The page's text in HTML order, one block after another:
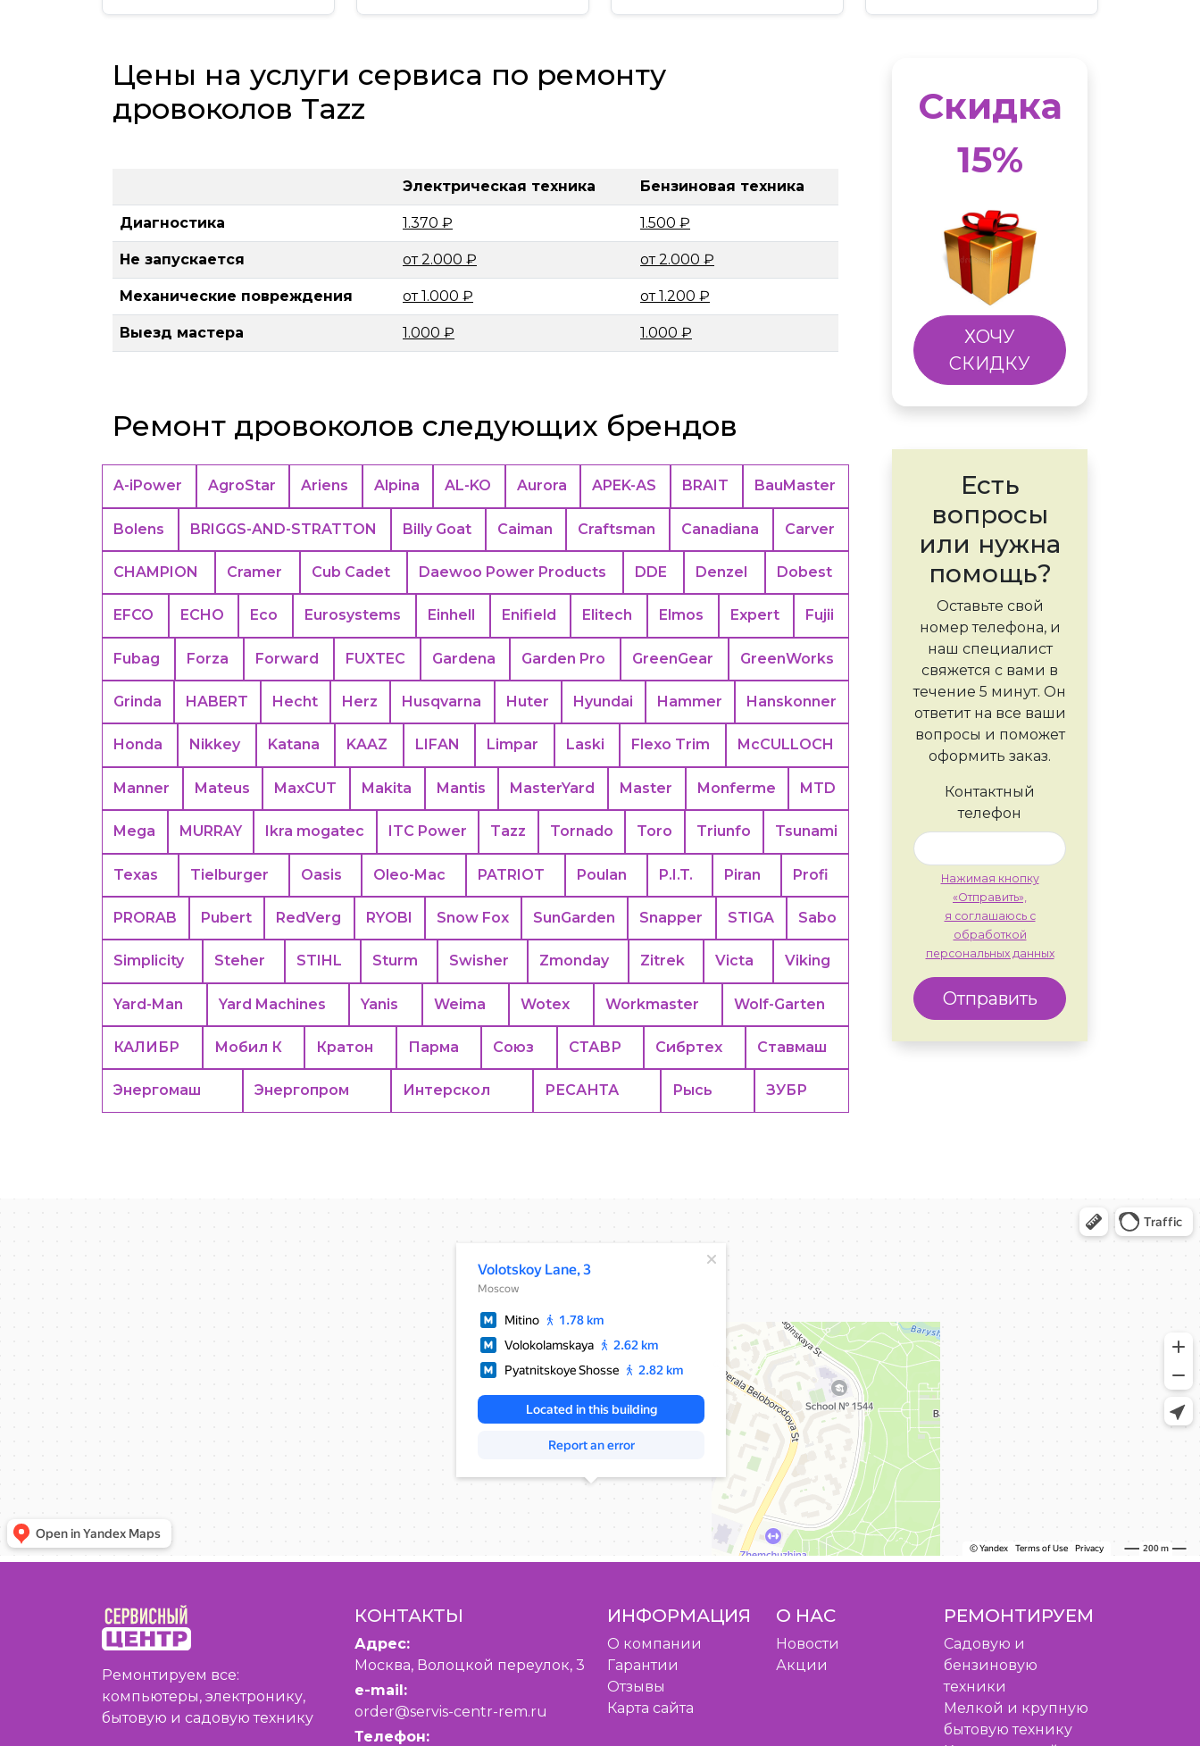
Цены на услуги сервиса по ремонту
дровоколов Tazz
Электрическая техника Бензиновая техника
Диагностика 1.370 ₽ 1.500 ₽
Не запускается от 2.000 ₽ от 2.000 ₽
Механические повреждения от 1.000 ₽ от 1.200 ₽
Выезд мастера 1.000 ₽ 1.000 ₽
Ремонт дровоколов следующих брендов
A-iPower AgroStar Ariens Alpina AL-KO Aurora APEK-АS BRAIT BauMaster
Bolens BRIGGS-AND-STRATTON Billy Goat Caiman Craftsman Canadiana Carver
CHAMPION Cramer Cub Cadet Daewoo Power Products DDE Denzel Dobest
EFCO ECHO Eco Eurosystems Einhell Enifield Elitech Elmos Expert Fujii
Fubag Forza Forward FUXTEC Gardena Garden Pro GreenGear GreenWorks
Grinda HABERT Hecht Herz Husqvarna Huter Hyundai Hammer Hanskonner
Honda Nikkey Katana KAAZ LIFAN Limpar Laski Flexo Trim McCULLOCH
Manner Mateus MaxCUT Makita Mantis MasterYard Master Monferme MTD
Mega MURRAY Ikra mogatec ITC Power Tazz Tornado Toro Triunfo Tsunami
Texas Tielburger Oasis Oleo-Mac PATRIOT Poulan P.I.T. Piran Profi
PRORAB Pubert RedVerg RYOBI Snow Fox SunGarden Snapper STIGA Sabo
Simplicity Steher STIHL Sturm Swisher Zmonday Zitrek Victa Viking
Yard-Man Yard Machines Yanis Weima Wotex Workmaster Wolf-Garten
КАЛИБР Мобил К Кратон Парма Союз СТАВР Сибртех Ставмаш
Энергомаш Энергопром Интерскол РЕСАНТА Рысь ЗУБР
Скидка
15%
ХОЧУ
СКИДКУ
Есть
вопросы
или нужна
помощь?
Оставьте свой
номер телефона, и
наш специалист
свяжется с вами в
течение 5 минут. Он
ответит на все ваши
вопросы и поможет
оформить заказ.
Контактный
телефон
Нажимая кнопку
«Отправить»,
я соглашаюсь с
обработкой
персональных данных
Отправить
Ремонтируем все:
компьютеры, электронику,
бытовую и садовую технику
КОНТАКТЫ
Адрес:
Москва, Волоцкой переулок, 3
e-mail:
order@servis-centr-rem.ru
Телефон:
ИНФОРМАЦИЯ
O компании
Гарантии
Отзывы
Карта сайта
О НАС
Новости
Акции
РЕМОНТИРУЕМ
Садовую и
бензиновую
техники
Мелкой и крупную
бытовую технику